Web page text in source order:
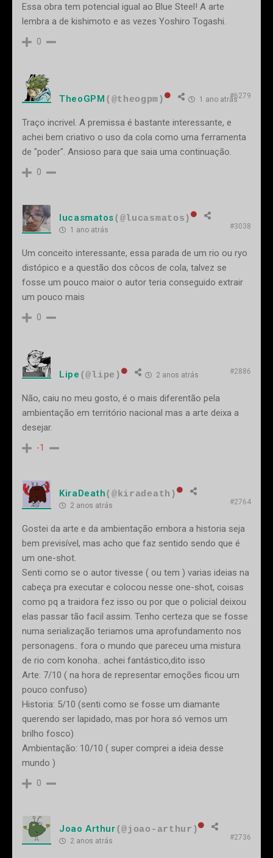
Essa obra tem potencial igual ao Blue Steel! A arte
lembra a de kishimoto e as vezes Yoshiro Togashi.
0
TheoGPM (@theogpm) 1 ano atrás#6279
Traço incrivel. A premissa é bastante interessante, e
achei bem criativo o uso da cola como uma ferramenta
de "poder". Ansioso para que saia uma continuação.
0
lucasmatos(@lucasmatos)
1 ano atrás #3038
Um conceito interessante, essa parada de um rio ou ryo
distópico e a questão dos côcos de cola, talvez se
fosse um pouco maior o autor teria conseguido extrair
um pouco mais
0
Lipe (@lipe) 2 anos atrás #2886
Não, caiu no meu gosto, é o mais diferentão pela
ambientação em território nacional mas a arte deixa a
desejar.
-1
KiraDeath(@kiradeath)
2 anos atrás #2764
Gostei da arte e da ambientação embora a historia seja
bem previsível, mas acho que faz sentido sendo que é
um one-shot.
Senti como se o autor tivesse ( ou tem ) varias ideias na
cabeça pra executar e colocou nesse one-shot, coisas
como pq a traidora fez isso ou por que o policial deixou
elas passar tão facil assim. Tenho certeza que se fosse
numa serialização teriamos uma aprofundamento nos
personagens.. fora o mundo que pareceu uma mistura
de rio com konoha.. achei fantástico,dito isso
Arte: 7/10 ( na hora de representar emoções ficou um
pouco confuso)
Historia: 5/10 (senti como se fosse um diamante
querendo ser lapidado, mas por hora só vemos um
brilho fosco)
Ambientação: 10/10 ( super comprei a ideia desse
mundo )
0
Joao Arthur(@joao-arthur)
2 anos atrás #2736